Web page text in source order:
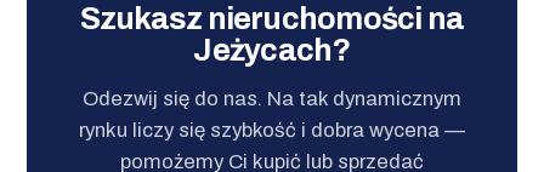
Szukasz nieruchomości na
Jeżycach?
Odezwij się do nas. Na tak dynamicznym
rynku liczy się szybkość i dobra wycena —
pomożemy Ci kupić lub sprzedać